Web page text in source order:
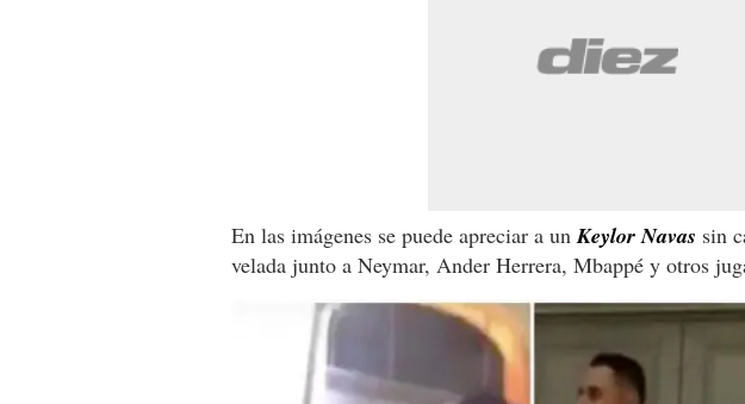
En las imágenes se puede apreciar a unKeylor Navas sin
velada junto a Neymar, Ander Herrera, Mbappé y otros